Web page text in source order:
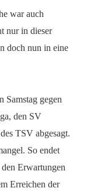
war auch
nur in dieser
doch nun in eine
Samstag gegen
den SV
TSV abgesagt.
So endet
Erwartungen
Erreichen der